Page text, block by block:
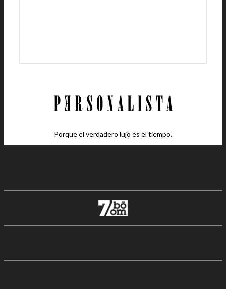
Porque el verdadero lujo es el tiempo.